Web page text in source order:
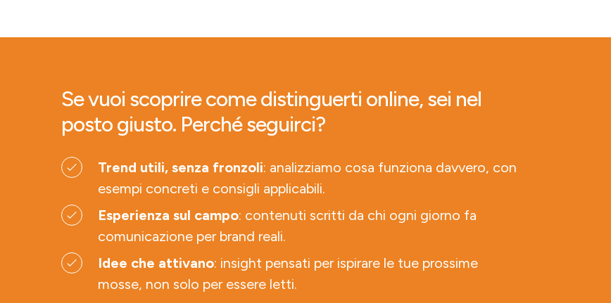
Se vuoi scoprire come distinguerti online, sei nel
posto giusto. Perché seguirci?
Trend utili, senza fronzoli: analizziamo cosa funziona davvero, con
esempi concreti e consigli applicabili.
Esperienza sul campo: contenuti scritti da chi ogni giorno fa
comunicazione per brand reali.
Idee che attivano: insight pensati per ispirare le tue prossime
mosse, non solo per essere letti.